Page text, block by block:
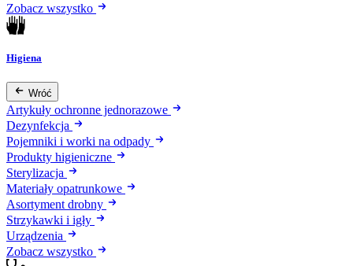
Zobacz wszystko
Higiena
Wróć
Artykuły ochronne jednorazowe
Dezynfekcja
Pojemniki i worki na odpady
Produkty higieniczne
Sterylizacja
Materiały opatrunkowe
Asortyment drobny
Strzykawki i igły
Urządzenia
Zobacz wszystko